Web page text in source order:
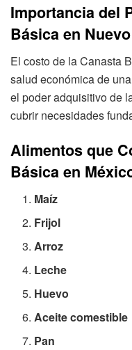
Importancia del
Básica en
El costo de la Canasta
salud económica de
el poder adquisitivo de
cubrir necesidades
Alimentos que
Básica en
Maíz
Frijol
Arroz
Leche
Huevo
Aceite comestible
Pan